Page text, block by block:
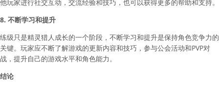
他玩家进行社交互动，交流经验和技巧，也可以获得更多的帮助和支持。
8. 不断学习和提升
练级只是精灵猎人成长的一个阶段，不断学习和提升是保持角色竞争力的
关键。玩家应不断了解游戏的更新内容和技巧，参与公会活动和PVP对
战，提升自己的游戏水平和角色能力。
结论